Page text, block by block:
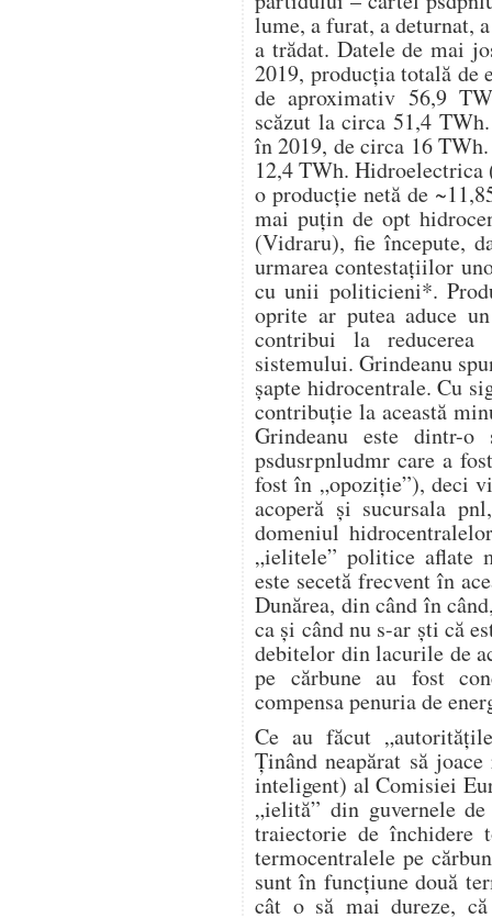
lume, a furat, a deturnat,
a trădat. Datele de mai
2019, producția totală de
de aproximativ 56,9
scăzut la circa 51,4
în 2019, de circa 16
12,4 TWh.
o producție netă de
mai puțin de opt
(Vidraru), fie începute,
urmarea contestațiilor
cu unii politicieni*.
oprite ar putea aduce
contribui la
sistemului. Grindeanu
șapte hidrocentrale. Cu
contribuție la această
Grindeanu este dintr-
psdusrpnludmr care a
fost în „opoziție”), deci
acoperă și sucursala
domeniul
„ielitele” politice aflate
este secetă frecvent în
Dunărea, din când în
ca și când nu s-ar ști că
debitelor din lacurile de
pe cărbune au fost
compensa penuria de
Ce au făcut
Ținând neapărat să
inteligent) al Comisiei
„ielită” din guvernele
traiectorie de închidere
termocentralele pe
sunt în funcțiune două
cât o să mai dureze,